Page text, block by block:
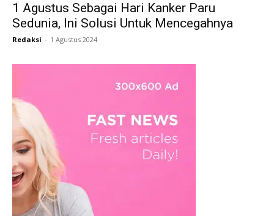
1 Agustus Sebagai Hari Kanker Paru
Sedunia, Ini Solusi Untuk Mencegahnya
Redaksi - 1 Agustus 2024